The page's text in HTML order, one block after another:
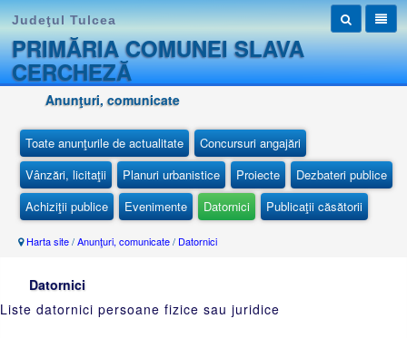
Judeţul Tulcea
PRIMĂRIA COMUNEI SLAVA
CERCHEZĂ
Anunţuri, comunicate
Toate anunţurile de actualitate
Concursuri angajări
Vânzări, licitaţii
Planuri urbanistice Proiecte
Dezbateri publice
Achiziţii publice
Evenimente Datornici Publicaţii căsătorii
Harta site/Anunţuri, comunicate/ Datornici
Datornici
Liste datornici persoane fizice sau juridice